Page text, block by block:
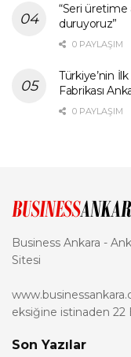
“Seri üretime
duruyoruz”
0 PAYLAŞIM
Türkiye’nin
Fabrikası
0 PAYLAŞIM
Business Ankara -
Sitesi
eksiğine istinaden 22
Son Yazılar